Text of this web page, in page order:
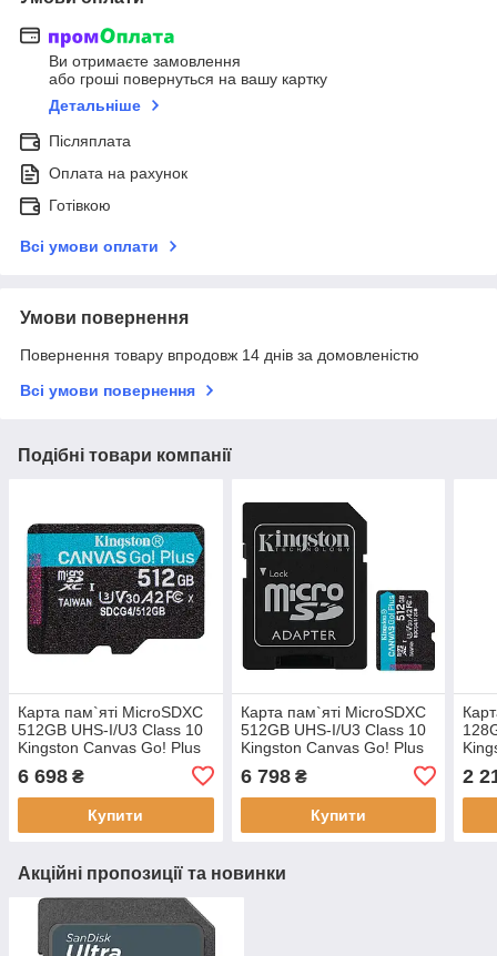
Ви отримаєте замовлення
або гроші повернуться на вашу картку
Детальніше
Післяплата
Оплата на рахунок
Готівкою
Всі умови оплати
Умови повернення
Повернення товару впродовж 14 днів за домовленістю
Всі умови повернення
Подібні товари компанії
Карта пам`яті MicroSDXC
512GB UHS-I/U3 Class 10
Kingston Canvas Go! Plus
(SDCG4/512GBSP)
6 698 ₴
Купити
Карта пам`яті MicroSDXC
512GB UHS-I/U3 Class 10
Kingston Canvas Go! Plus
адаптер
6 798₴
Купити
2
Акційні пропозиції та новинки